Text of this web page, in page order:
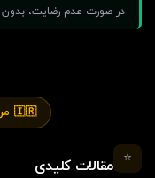
در صورت عدم رضایت،
🇮🇷 مرجع آموزش دی‌جی فارسی
⭐ مقالات کلیدی